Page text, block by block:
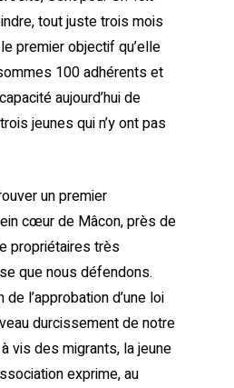
tout juste trois mois
premier objectif qu’elle
100 adhérents et
aujourd’hui de
jeunes qui n’y ont pas
un premier
cœur de Mâcon, près de
propriétaires très
que nous défendons.
l’approbation d’une loi
durcissement de notre
vis des migrants, la jeune
exprime, au